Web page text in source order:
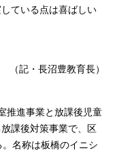
ている点は喜ばしい
（記・長沼豊教育長）
推進事業と放課後児童
課後対策事業で、区
名称は板橋のイニシ